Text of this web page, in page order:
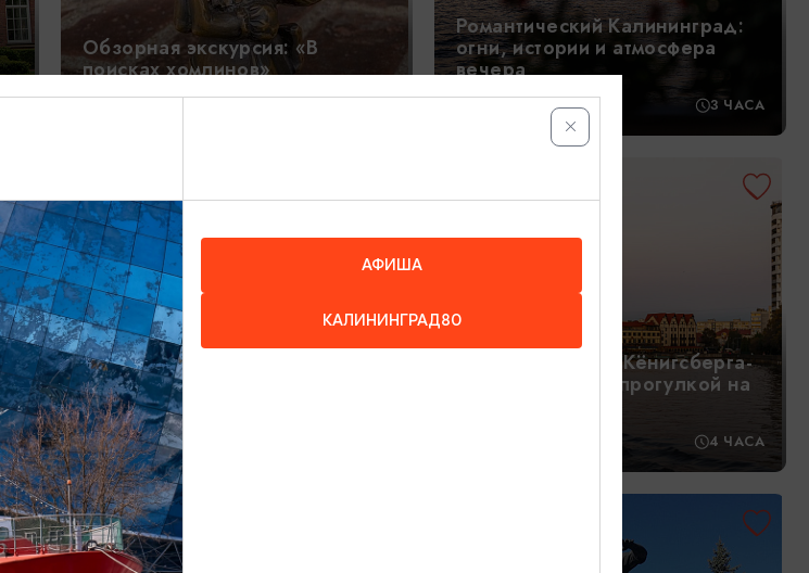
Обзорная экскурсия: «В
поисках хомлинов»
17:00 3,5 ЧАСА
Романтический Калининград:
огни, истории и атмосфера
вечера
18:00 3 ЧАСА
ОТ1200₽
Кёнигсберг: восемь веков за
два часа
10.08.26
ОТ2000₽
Истории и тайны Кёнигсберга-
Калининграда с прогулкой на
4 ЧАСА
ОТ3000₽
Калининград-прошлое и
настоящее + пивоварня
Понарт и Музей Марципана
12:00
АФИША
КАЛИНИНГРАД80